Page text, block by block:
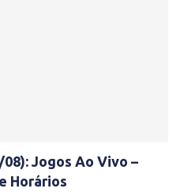
Jogos Ao Vivo –
Horários